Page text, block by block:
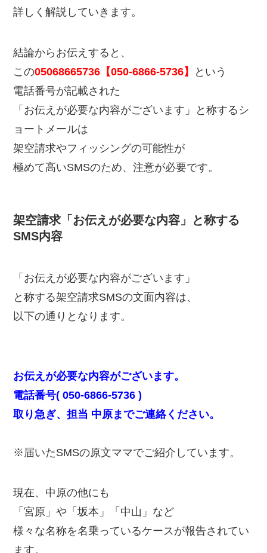
詳しく解説していきます。
結論からお伝えすると、
この05068665736【050-6866-5736】
という
電話番号が記載された
「お伝えが必要な内容がございます」と称するシ
ョートメールは
架空請求やフィッシングの可能性が
極めて高いSMSのため、注意が必要です。
架空請求「お伝えが必要な内容」と称する
SMS内容
「お伝えが必要な内容がございます」
と称する架空請求SMSの文面内容は、
以下の通りとなります。
お伝えが必要な内容がございます。
電話番号( 050-6866-5736 )
取り急ぎ、担当 中原までご連絡ください。
※届いたSMSの原文ママでご紹介しています。
現在、中原の他にも
「宮原」や「坂本」「中山」など
様々な名称を名乗っているケースが報告されてい
ます。